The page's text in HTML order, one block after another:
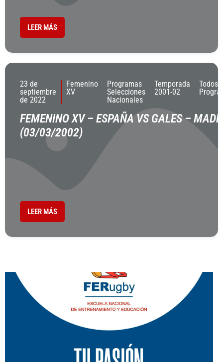
LEER MÁS
23 de
septiembre
de 2022
Femenino
XV
Programas
Selecciones
Nacionales
Temporada
2001-02
Todos
FEMENINO XV – ESPAÑA VS GALES –
(03/03/2002)
LEER MÁS